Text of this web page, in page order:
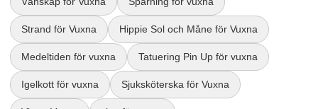
Strand för Vuxna Hippie Sol och Måne för Vuxna
Medeltiden för vuxna Tatuering Pin Up för vuxna
Igelkott för vuxna Sjuksköterska för Vuxna